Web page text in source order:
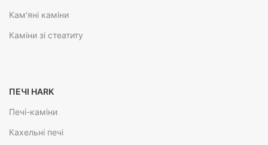
Кам'яні каміни
Каміни зі стеатиту
ПЕЧІ HARK
Печі-каміни
Кахельні печі